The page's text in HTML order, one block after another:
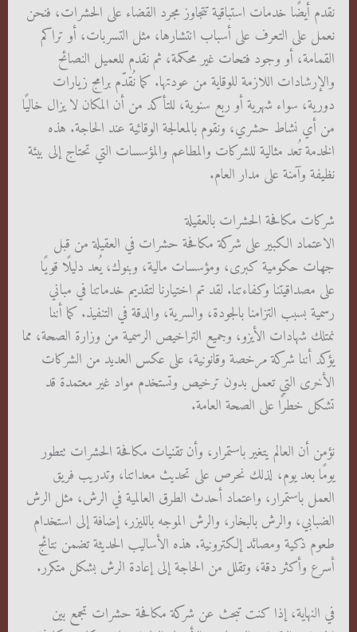
نقدم أيضًا خدمات استباقية تتجاوز مجرد القضاء على الحشرات، فنحن
نعمل على التعرف على أسباب انتشارها، مثل التسربات، أو تراكم
القمامة، أو وجود فتحات غير محكمة، ثم نقدم للعميل النصائح
والإرشادات اللازمة للوقاية من عودتها. كما نُقدّم برامج زيارات
دورية، سواء شهرية أو ربع سنوية، للتأكد من أن المكان لا يزال خاليًا
من أي نشاط حشري، ونقوم بالمعالجة الوقائية عند الحاجة. هذه
الخدمة تُعد مثالية للشركات والمطاعم والمؤسسات التي تحتاج إلى بيئة
نظيفة وآمنة على مدار العام.
شركات مكافحة الحشرات بالعقيلة
الاعتماد الكبير على شركة مكافحة حشرات في العقيلة من قبل
جهات حكومية كبرى، ومؤسسات مالية، وبنوك، يُعد دليلًا قويًا
على مصداقيتنا وكفاءتنا. لقد تم اختيارنا لتقديم خدماتنا في مباني
رسمية بسبب التزامنا بالجودة، والسرية، والدقة في التنفيذ. كما أننا
نمتلك شهادات الأيزو، وجميع التراخيص الرسمية من وزارة الصحة، مما
يؤكد أننا شركة مرخصة وقانونية، على عكس العديد من الشركات
الأخرى التي تعمل بدون ترخيص وتستخدم مواد غير معتمدة قد
تشكل خطرًا على الصحة العامة.
نؤمن أن العالم يتغير باستمرار، وأن تقنيات مكافحة الحشرات تتطور
يومًا بعد يوم، لذلك نحرص على تحديث معداتنا، وتدريب فريق
العمل باستمرار، واعتماد أحدث الطرق العالمية في الرش، مثل الرش
الضبابي، والرش بالبخار، والرش الموجه بالليزر، إضافة إلى استخدام
طعوم ذكية ومصائد إلكترونية. هذه الأساليب الحديثة تضمن نتائج
أسرع وأكثر دقة، وتقلل من الحاجة إلى إعادة الرش بشكل متكرر.
في النهاية، إذا كنت تبحث عن شركة مكافحة حشرات تجمع بين